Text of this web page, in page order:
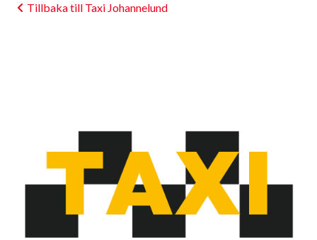
Tillbaka till Taxi Johannelund